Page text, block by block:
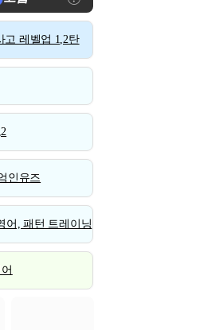
고 레벨업 1,2탄
인유즈
어, 패턴 트레이닝